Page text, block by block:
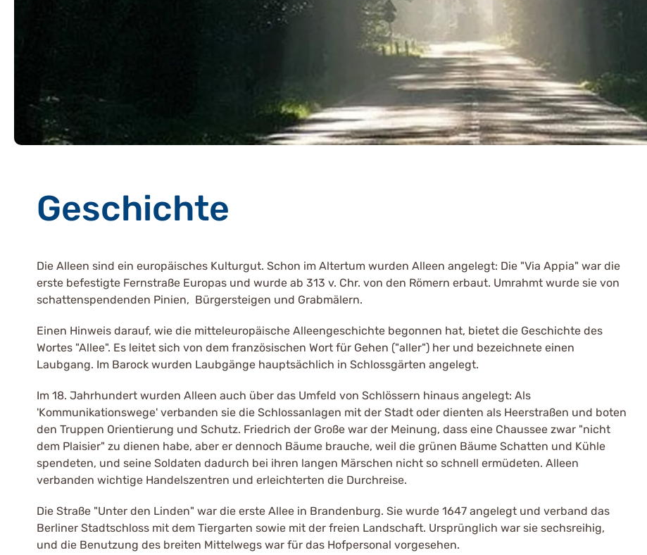
Geschichte
Die Alleen sind ein europäisches Kulturgut. Schon im Altertum wurden Alleen angelegt: Die "Via Appia" war die
erste befestigte Fernstraße Europas und wurde ab 313 v. Chr. von den Römern erbaut. Umrahmt wurde sie von
schattenspendenden Pinien, Bürgersteigen und Grabmälern.
Einen Hinweis darauf, wie die mitteleuropäische Alleengeschichte begonnen hat, bietet die Geschichte des
Wortes "Allee". Es leitet sich von dem französischen Wort für Gehen ("aller") her und bezeichnete einen
Laubgang. Im Barock wurden Laubgänge hauptsächlich in Schlossgärten angelegt.
Im 18. Jahrhundert wurden Alleen auch über das Umfeld von Schlössern hinaus angelegt: Als
'Kommunikationswege' verbanden sie die Schlossanlagen mit der Stadt oder dienten als Heerstraßen und boten
den Truppen Orientierung und Schutz. Friedrich der Große war der Meinung, dass eine Chaussee zwar "nicht
dem Plaisier" zu dienen habe, aber er dennoch Bäume brauche, weil die grünen Bäume Schatten und Kühle
spendeten, und seine Soldaten dadurch bei ihren langen Märschen nicht so schnell ermüdeten. Alleen
verbanden wichtige Handelszentren und erleichterten die Durchreise.
Die Straße "Unter den Linden" war die erste Allee in Brandenburg. Sie wurde 1647 angelegt und verband das
Berliner Stadtschloss mit dem Tiergarten sowie mit der freien Landschaft. Ursprünglich war sie sechsreihig,
und die Benutzung des breiten Mittelwegs war für das Hofpersonal vorgesehen.